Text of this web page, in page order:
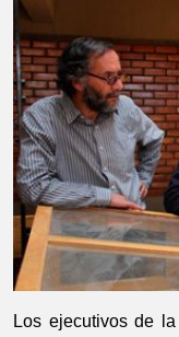
Los ejecutivos de